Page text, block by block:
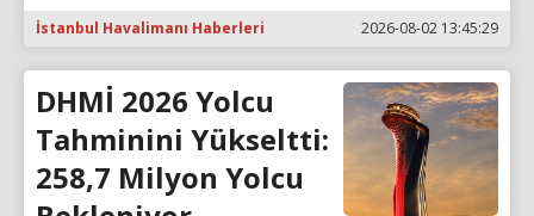
İstanbul Havalimanı Haberleri 2026-08-02 13:45:29
DHMİ 2026 Yolcu
Tahminini Yükseltti:
258,7 Milyon Yolcu